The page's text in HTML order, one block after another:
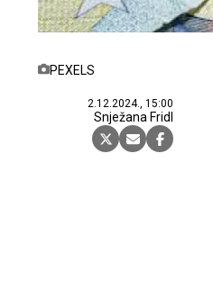
PEXELS
2.12.2024., 15:00
Snježana Fridl